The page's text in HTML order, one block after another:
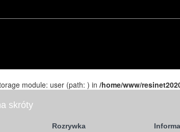
module: user (path: ) in /home/www/
skróty
Rozrywka